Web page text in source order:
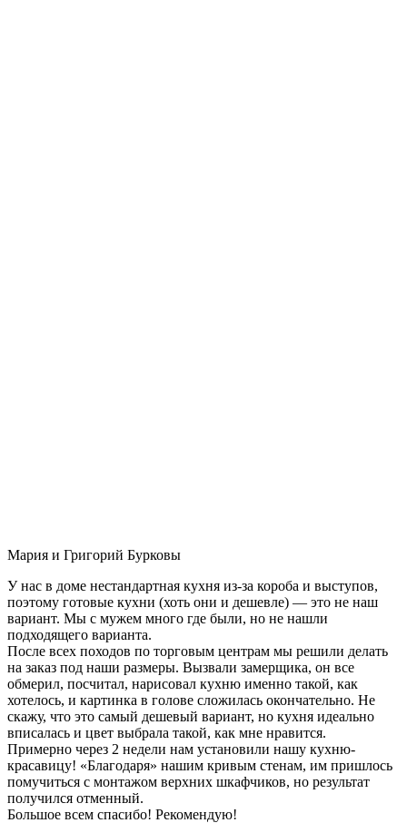
Мария и Григорий Бурковы
У нас в доме нестандартная кухня из-за короба и выступов,
поэтому готовые кухни (хоть они и дешевле) — это не наш
вариант. Мы с мужем много где были, но не нашли
подходящего варианта.
После всех походов по торговым центрам мы решили делать
на заказ под наши размеры. Вызвали замерщика, он все
обмерил, посчитал, нарисовал кухню именно такой, как
хотелось, и картинка в голове сложилась окончательно. Не
скажу, что это самый дешевый вариант, но кухня идеально
вписалась и цвет выбрала такой, как мне нравится.
Примерно через 2 недели нам установили нашу кухню-
красавицу! «Благодаря» нашим кривым стенам, им пришлось
помучиться с монтажом верхних шкафчиков, но результат
получился отменный.
Большое всем спасибо! Рекомендую!